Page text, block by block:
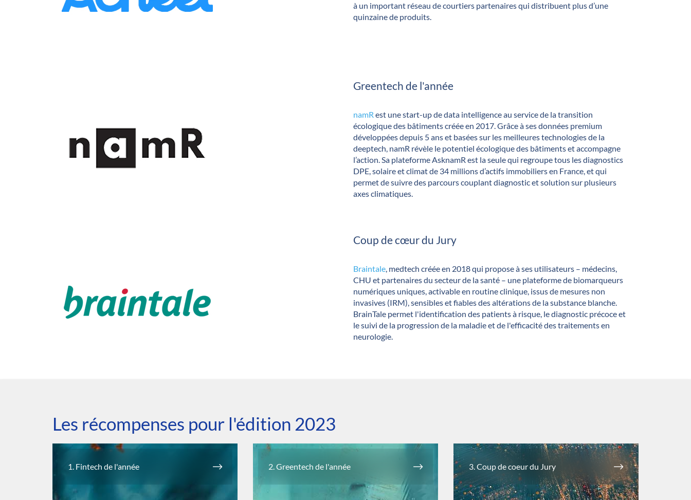
à un important réseau de courtiers partenaires qui distribuent plus d’une
quinzaine de produits.
Greentech de l'année
namR est une start-up de data intelligence au service de la transition
écologique des bâtiments créée en 2017. Grâce à ses données premium
développées depuis 5 ans et basées sur les meilleures technologies de la
deeptech, namR révèle le potentiel écologique des bâtiments et accompagne
l’action. Sa plateforme AsknamR est la seule qui regroupe tous les diagnostics
DPE, solaire et climat de 34 millions d’actifs immobiliers en France, et qui
permet de suivre des parcours couplant diagnostic et solution sur plusieurs
axes climatiques.
Coup de cœur du Jury
Braintale, medtech créée en 2018 qui propose à ses utilisateurs – médecins,
CHU et partenaires du secteur de la santé – une plateforme de biomarqueurs
numériques uniques, activable en routine clinique, issus de mesures non
invasives (IRM), sensibles et fiables des altérations de la substance blanche.
BrainTale permet l'identification des patients à risque, le diagnostic précoce et
le suivi de la progression de la maladie et de l'efficacité des traitements en
neurologie.
Les récompenses pour l'édition 2023
1. Fintech de l'année 2. Greentech de l'année 3. Coup de coeur du Jury